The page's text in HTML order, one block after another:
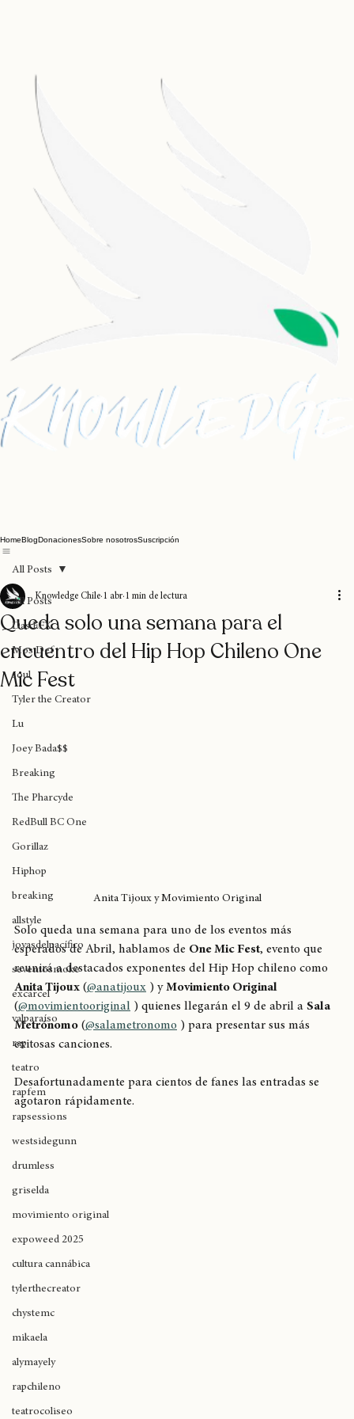
All Posts
Das EFX
Mos Def
soul
Tyler the Creator
Lu
Joey Bada$$
Breaking
The Pharcyde
RedBull BC One
Gorillaz
Hiphop
breaking
allstyle
joyasdelpacífico
seventosmoke
excarcel
valparaíso
rap
teatro
rapfem
rapsessions
westsidegunn
drumless
griselda
movimiento original
expoweed 2025
cultura cannábica
tylerthecreator
chystemc
mikaela
alymayely
rapchileno
All Posts
Queda solo una semana para el
encuentro del Hip Hop Chileno One
Mic Fest
Knowledge Chile
Solo queda una semana para uno de los eventos más
esperados de Abril, hablamos de One Mic Fest, evento que
reunirá a destacados exponentes del Hip Hop chileno como
Anita Tijoux (@anatijoux ) y Movimiento Original
(@movimientooriginal ) quienes llegarán el 9 de abril a Sala
Metrónomo (@salametronomo
exitosas canciones.
Desafortunadamente para cientos de fanes las entradas se
agotaron rápidamente.